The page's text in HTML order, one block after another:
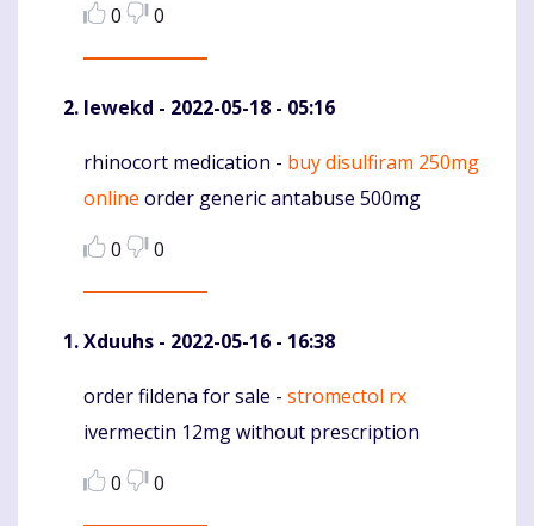
0
0
Iewekd - 2022-05-18 - 05:16
Komentaras
rhinocort medication - buy disulfiram 250mg
online order generic antabuse 500mg
0
0
Xduuhs - 2022-05-16 - 16:38
Komentaras
order fildena for sale - stromectol rx
ivermectin 12mg without prescription
0
0